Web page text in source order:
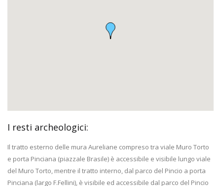
I resti archeologici:
Il tratto esterno delle mura Aureliane compreso tra viale Muro Torto
e porta Pinciana (piazzale Brasile) è accessibile e visibile lungo viale
del Muro Torto, mentre il tratto interno, dal parco del Pincio a porta
Pinciana (largo F.Fellini), è visibile ed accessibile dal parco del Pincio